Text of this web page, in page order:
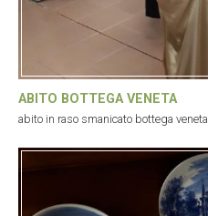
ABITO BOTTEGA VENETA
abito in raso smanicato bottega veneta